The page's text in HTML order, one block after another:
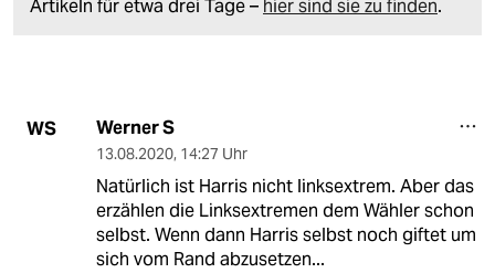
Artikeln für etwa drei Tage – hier sind sie zu finden.
WS Werner S
13.08.2020, 14:27 Uhr
Natürlich ist Harris nicht linksextrem. Aber das
erzählen die Linksextremen dem Wähler schon
selbst. Wenn dann Harris selbst noch giftet um
sich vom Rand abzusetzen...